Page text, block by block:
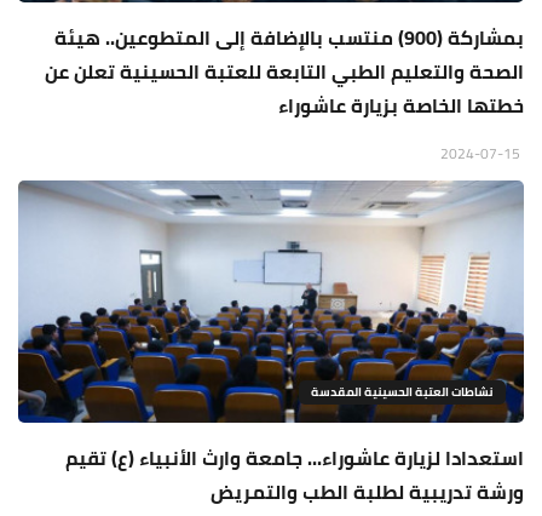
بمشاركة (900) منتسب بالإضافة إلى المتطوعين.. هيئة
الصحة والتعليم الطبي التابعة للعتبة الحسينية تعلن عن
خطتها الخاصة بزيارة عاشوراء
نشاطات العتبة الحسينية المقدسة
استعدادا لزيارة عاشوراء... جامعة وارث الأنبياء (ع) تقيم
ورشة تدريبية لطلبة الطب والتمريض